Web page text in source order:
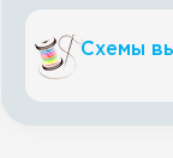
Схемы